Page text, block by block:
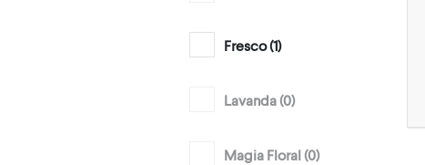
Fresco (1)
Lavanda (0)
Magia Floral (0)